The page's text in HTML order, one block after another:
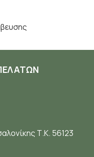
Τ.Κ. 56123